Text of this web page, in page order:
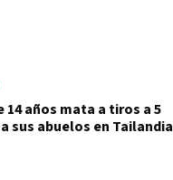
14 años mata a tiros a 5
sus abuelos en Tailandia